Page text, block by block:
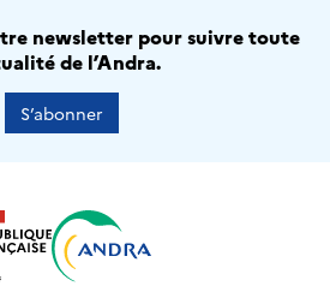
newsletter pour suivre toute
de l’Andra.
S’abonner